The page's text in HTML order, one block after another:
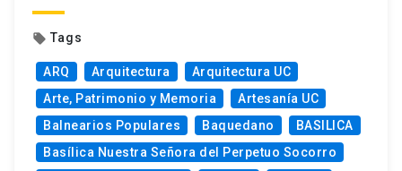
local_offer Tags
ARQ Arquitectura
Arquitectura UC
Arte, Patrimonio y Memoria
Artesanía UC
Balnearios Populares
Baquedano
BASILICA
Basílica Nuestra Señora del Perpetuo Socorro